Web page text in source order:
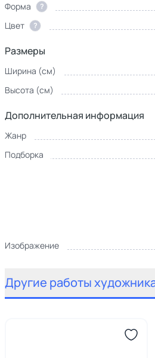
Форма
?
Цвет
?
Размеры
Ширина (см)
Высота (см)
Дополнительная информация
Жанр
Подборка
Изображение
Другие работы